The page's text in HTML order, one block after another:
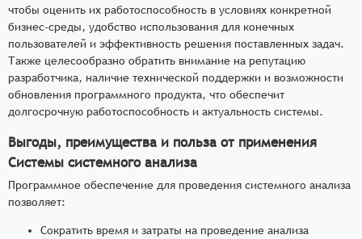
чтобы оценить их работоспособность в условиях конкретной
бизнес-среды, удобство использования для конечных
пользователей и эффективность решения поставленных задач.
Также целесообразно обратить внимание на репутацию
разработчика, наличие технической поддержки и возможности
обновления программного продукта, что обеспечит
долгосрочную работоспособность и актуальность системы.
Выгоды, преимущества и польза от применения
Системы системного анализа
Программное обеспечение для проведения системного анализа
позволяет:
Сократить время и затраты на проведение анализа